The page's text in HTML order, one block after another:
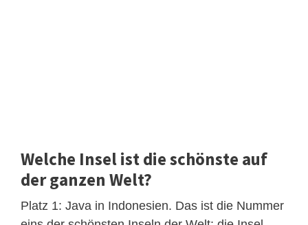
Welche Insel ist die schönste auf
der ganzen Welt?
Platz 1: Java in Indonesien. Das ist die Nummer